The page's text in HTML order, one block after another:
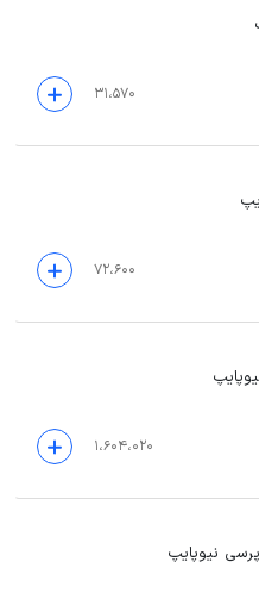
۳۱،۵۷۰
۷۲،۶۰۰
۱،۶۰۴،۰۲۰